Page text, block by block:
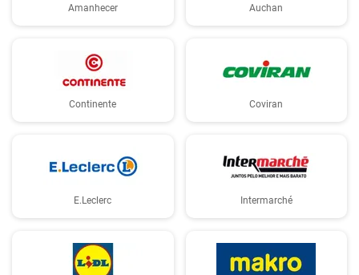
Amanhecer Auchan
Continente Coviran
E.Leclerc Intermarché